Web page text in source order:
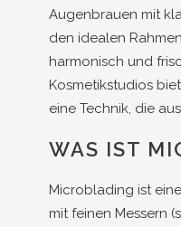
Augenbrauen mit
den idealen
harmonisch und
Kosmetikstudios
eine Technik, die
WAS IST
Microblading ist
mit feinen Messern